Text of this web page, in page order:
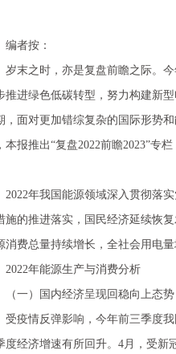
者按：
之时，亦是复盘前瞻之际。今
推进绿色低碳转型，努力构建新
，面对更加错综复杂的国际形势
本报推出“复盘2022前瞻2023”专
年我国能源领域深入贯彻落实
施的推进落实，国民经济延续恢
消费总量持续增长，全社会用电量
年能源生产与消费分析
）国内经济呈现回稳向上态势
情反弹影响，今年前三季度我
度经济增速有所回升。4月，受新